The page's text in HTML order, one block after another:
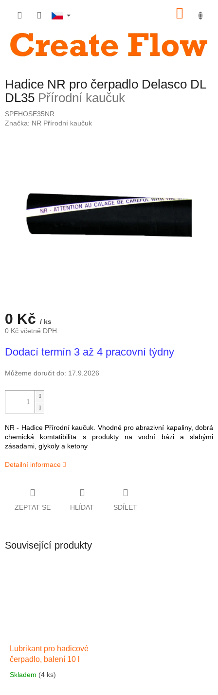
Hadice NR pro čerpadlo Delasco DL
DL35 Přírodní kaučuk
SPEHOSE35NR
Značka: NR Přírodní kaučuk
0 Kč / ks
0 Kč včetně DPH
cena:
Dodací termín 3 až 4 pracovní týdny
Můžeme doručit do: 17.9.2026
NR - Hadice Přírodní kaučuk. Vhodné pro abrazivní kapaliny, dobrá
chemická komtatibilita s produkty na vodní bázi a slabými
zásadami, glykoly a ketony
Detailní informace
ZEPTAT SE HLÍDAT SDÍLET
Související produkty
Lubrikant pro hadicové
čerpadlo, balení 10 l
Skladem (4 ks)